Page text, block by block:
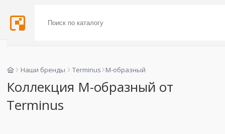
Наши бренды Terminus М-образный
Коллекция М-образный от
Terminus